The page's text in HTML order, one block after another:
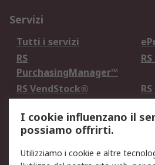
Servizi
Tutti i servizi
RS
PurchasingManager™
RS VendStock®
Legale
Informativa Cookie
I cookie influenzano il
possiamo offrirti.
Utilizziamo i cookie e altre